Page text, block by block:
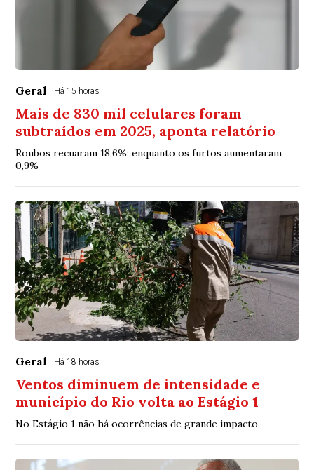
Geral Há 15 horas
Mais de 830 mil celulares foram
subtraídos em 2025, aponta relatório
Roubos recuaram 18,6%; enquanto os furtos aumentaram
0,9%
Geral Há 18 horas
Ventos diminuem de intensidade e
município do Rio volta ao Estágio 1
No Estágio 1 não há ocorrências de grande impacto